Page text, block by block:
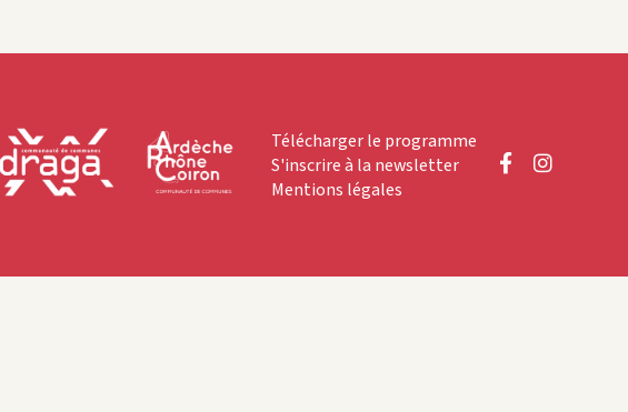
Télécharger le programme
S'inscrire à la newsletter
Mentions légales